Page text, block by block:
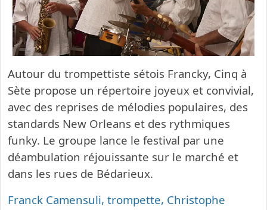
Autour du trompettiste sétois Francky, Cinq à
Sète propose un répertoire joyeux et convivial,
avec des reprises de mélodies populaires, des
standards New Orleans et des rythmiques
funky. Le groupe lance le festival par une
déambulation réjouissante sur le marché et
dans les rues de Bédarieux.
Franck Camensuli, trompette, Christophe